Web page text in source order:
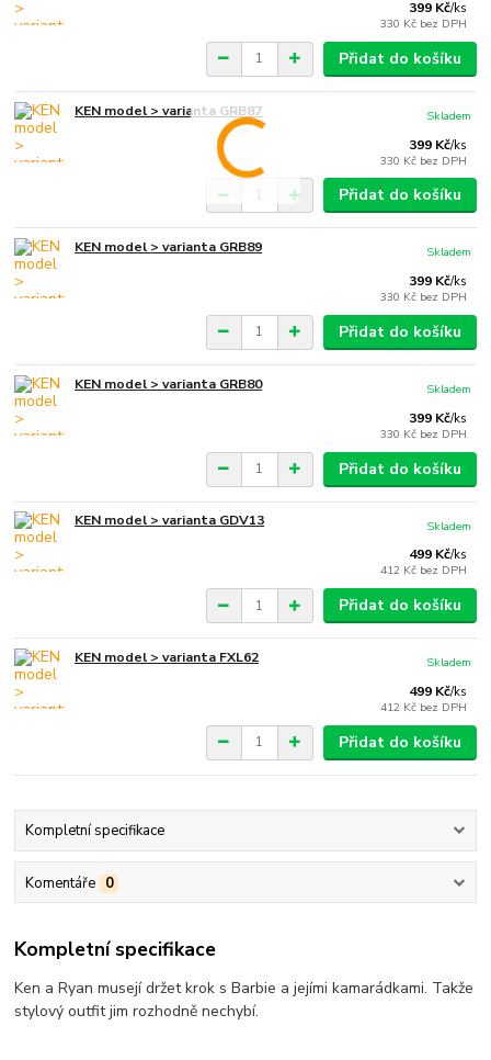
399 Kč/ks
330 Kč bez DPH
Přidat do košíku
KEN model > varianta GRB87
399 Kč/ks
330 Kč bez DPH
Skladem
Přidat do košíku
KEN model > varianta GRB89
399 Kč/ks
330 Kč bez DPH
Skladem
Přidat do košíku
KEN model > varianta GRB80
399 Kč/ks
330 Kč bez DPH
Skladem
Přidat do košíku
KEN model > varianta GDV13
499 Kč/ks
412 Kč bez DPH
Skladem
Přidat do košíku
KEN model > varianta FXL62
499 Kč/ks
412 Kč bez DPH
Skladem
Přidat do košíku
Kompletní specifikace
Komentáře 0
Kompletní specifikace
Ken a Ryan musejí držet krok s Barbie a jejími kamarádkami. Takže
stylový outfit jim rozhodně nechybí.